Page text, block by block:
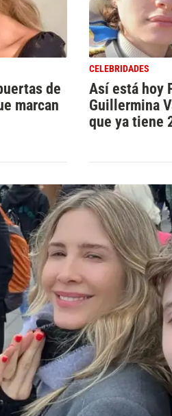
de
marcan
CELEBRIDADES
Así está hoy
Guillermina
que ya tiene